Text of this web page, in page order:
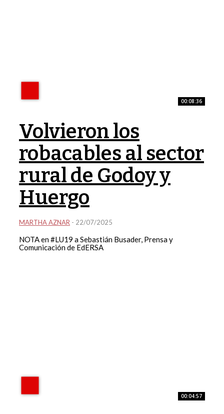
00:08:36
Volvieron los
robacables al sector
rural de Godoy y
Huergo
MARTHA AZNAR - 22/07/2025
NOTA en #LU19 a Sebastián Busader, Prensa y
Comunicación de EdERSA
00:04:57